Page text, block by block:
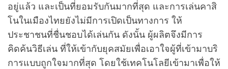
อยู่แล้ว และเป็นที่ยอมรับกันมากที่สุด และการเล่นคาสิ
โนในเมืองไทยยังไม่มีการเปิดเป็นทางการ ให้
ประชาชนที่ชื่นชอบได้เล่นกัน ดังนั้น ผู้ผลิตจึงมีการ
คิดค้นวิธีเล่น ที่ให้เข้ากับยุคสมัยเพื่อเอาใจผู้ที่เข้ามาบริ
การแบบถูกใจมากที่สุด โดยใช้เทคโนโลยีเข้ามาเพื่อให้